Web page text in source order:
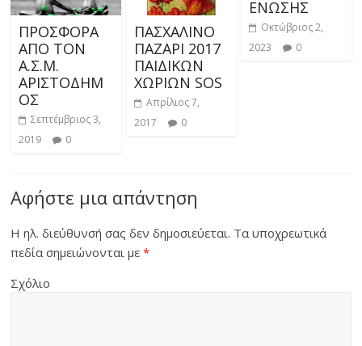
ΠΡΟΣΦΟΡΑ
ΑΠΟ ΤΟΝ
Α.Σ.Μ.
ΑΡΙΣΤΟΔΗΜ
ΟΣ
Σεπτέμβριος 3,
2019
0
ΠΑΣΧΑΛΙΝΟ
ΠΑΖΑΡΙ 2017
ΠΑΙΔΙΚΩΝ
ΧΩΡΙΩΝ SOS
Απρίλιος 7,
2017
0
ΕΝΩΣΗΣ
Οκτώβριος 2,
2023
0
Αφήστε μια απάντηση
Η ηλ. διεύθυνσή σας δεν δημοσιεύεται. Τα υποχρεωτικά
πεδία σημειώνονται με*
Σχόλιο